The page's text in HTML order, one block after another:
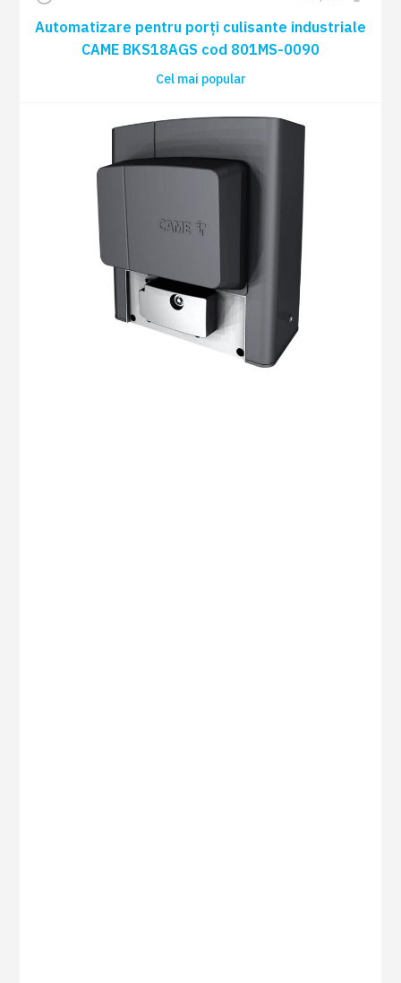
Automatizare pentru porți culisante industriale
CAME BKS18AGS cod 801MS-0090
Cel mai popular